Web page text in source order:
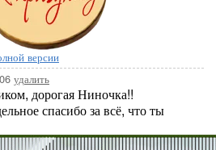
версии
удалить
дорогая Ниночка!!
спасибо за всё, что ты